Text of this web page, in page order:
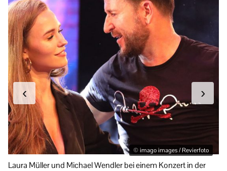
‹
Laura Müller und Michael Wendler bei einem Konzert in der
© imago images / Revierfoto
›